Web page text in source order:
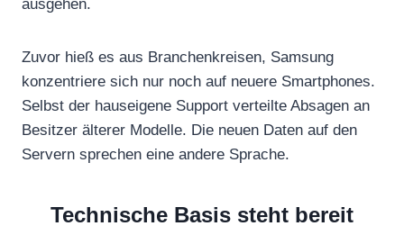
ausgehen.
Zuvor hieß es aus Branchenkreisen, Samsung
konzentriere sich nur noch auf neuere Smartphones.
Selbst der hauseigene Support verteilte Absagen an
Besitzer älterer Modelle. Die neuen Daten auf den
Servern sprechen eine andere Sprache.
Technische Basis steht bereit